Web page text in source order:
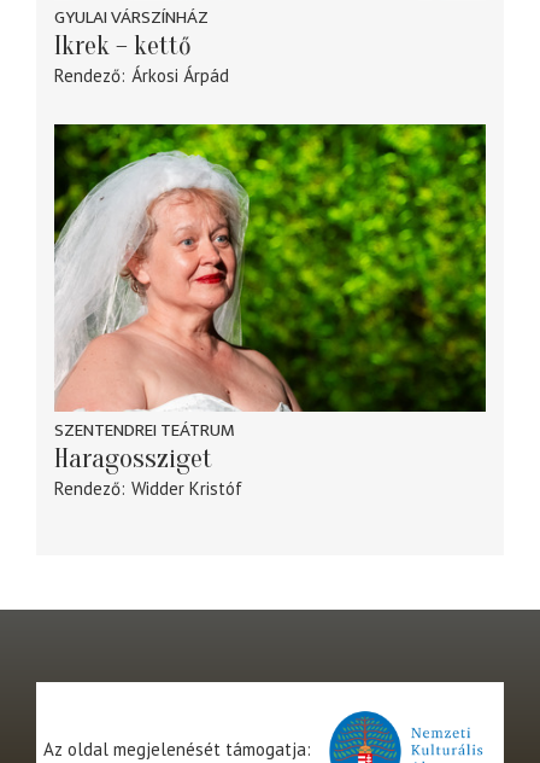
GYULAI VÁRSZÍNHÁZ
Ikrek – kettő
Rendező Árkosi Árpád
SZENTENDREI TEÁTRUM
Haragossziget
Rendező Widder Kristóf
Az oldal megjelenését támogatja: